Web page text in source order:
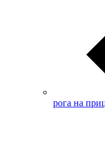
рога на